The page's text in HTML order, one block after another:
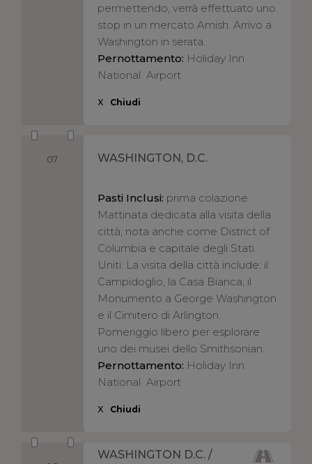
permettendo, verrà effettuato uno
stop in un mercato Amish. Arrivo a
Washington in serata.
Pernottamento: Holiday Inn
National Airport
X Chiudi
07 WASHINGTON, D.C.
Pasti Inclusi: prima colazione
Mattinata dedicata alla visita della
città, nota anche come District of
Columbia e capitale degli Stati
Uniti. La visita della città include: il
Campidoglio, la Casa Bianca, il
Monumento a George Washington
e il Cimitero di Arlington.
Pomeriggio libero per esplorare
uno dei musei dello Smithsonian.
Pernottamento: Holiday Inn
National Airport
X Chiudi
WASHINGTON D.C. /